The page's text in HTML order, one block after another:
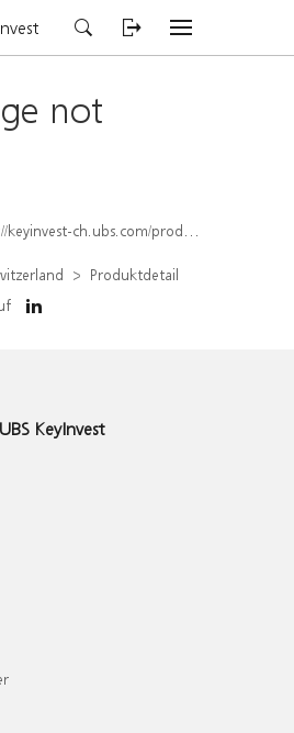
not
ch.ubs.com/produkt/detail/index/isin/CH1570494737
Produktdetail
KeyInvest